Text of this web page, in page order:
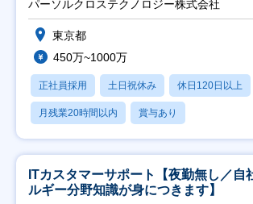
パーソルクロステクノロジー株式会社
東京都
450万~1000万
正社員採用 土日祝休み 休日120日以上
月残業20時間以内 賞与あり
ITカスタマーサポート【夜勤無し／自
ルギー分野知識が身につきます】